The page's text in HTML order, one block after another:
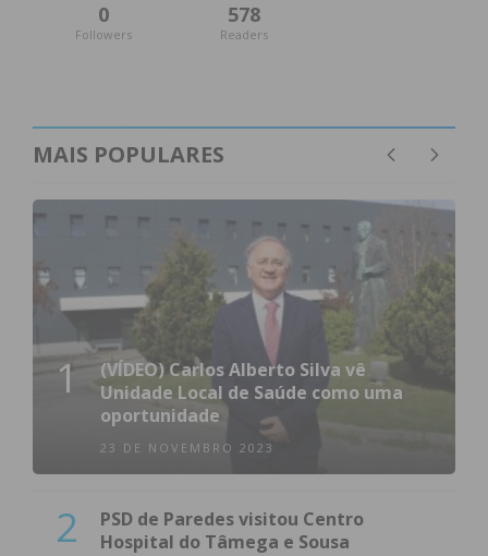
0
Followers
578
Readers
MAIS POPULARES
1
(VÍDEO) Carlos Alberto Silva vê
Unidade Local de Saúde como uma
oportunidade
23 DE NOVEMBRO 2023
2
PSD de Paredes visitou Centro
Hospital do Tâmega e Sousa